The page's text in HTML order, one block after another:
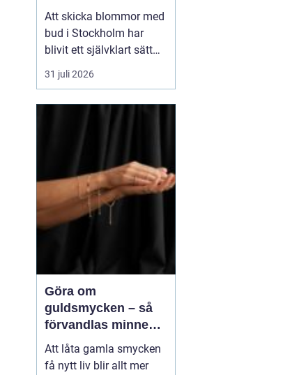
tillfälle
Att skicka blommor med
bud i Stockholm har
blivit ett självklart sätt
att visa omtanke, fira
stora händelser eller
svårt att formulera i ord.
sekunder, oavsett om
mottagaren befinner sig
på konto...
31 juli 2026
Göra om
guldsmycken – så
förvandlas minnen
till nya favoriter
Att låta gamla smycken
få nytt liv blir allt mer